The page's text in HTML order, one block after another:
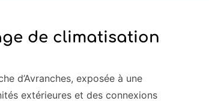
de climatisation
d’Avranches, exposée à une
extérieures et des connexions